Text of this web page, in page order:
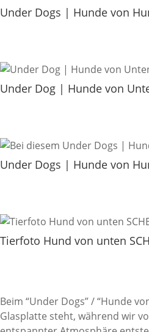
Under Dogs | Hunde von
Under Dog | Hunde von
Under Dogs | Hunde von
Tierfoto Hund von unten
Beim “Under Dogs” / “Hunde
Glasplatte steht, während wir